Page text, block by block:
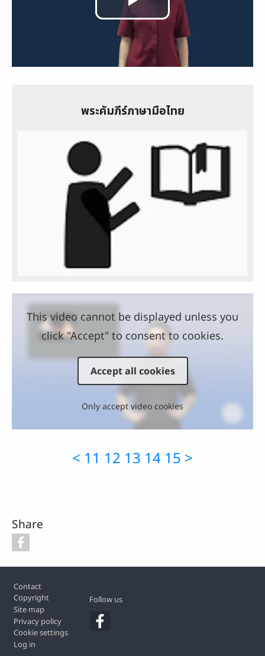
Play
Video
พระคัมภีร์ภาษามือไทย
This video cannot be displayed unless you
click "Accept" to consent to cookies.
Accept all cookies
Only accept video cookies
< 11 12 13 14 15 >
Share
Contact
Copyright
Site map
Privacy policy
Cookie settings
Log in
Follow us